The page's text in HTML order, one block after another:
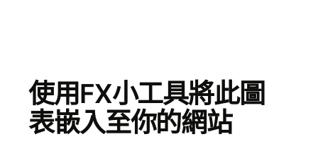
使用FX小工具將此圖
表嵌入至你的網站